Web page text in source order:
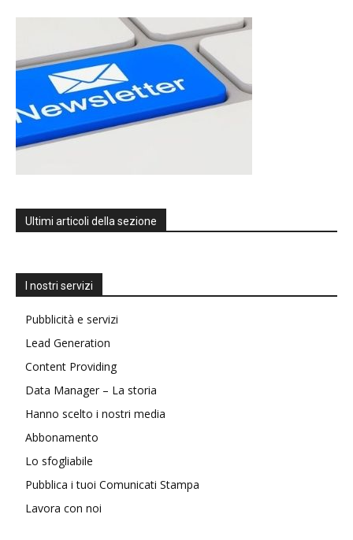
Ultimi articoli della sezione
I nostri servizi
Pubblicità e servizi
Lead Generation
Content Providing
Data Manager – La storia
Hanno scelto i nostri media
Abbonamento
Lo sfogliabile
Pubblica i tuoi Comunicati Stampa
Lavora con noi